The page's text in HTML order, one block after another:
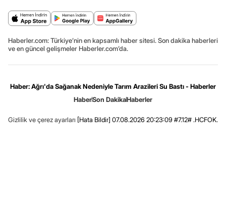
Haberler.com: Türkiye’nin en kapsamlı haber sitesi. Son dakika haberleri
ve en güncel gelişmeler Haberler.com’da.
Haber: Ağrı'da Sağanak Nedeniyle Tarım Arazileri Su Bastı - Haberler
HaberSon DakikaHaberler
Gizlilik ve çerez ayarları [Hata Bildir] 07.08.2026 20:23:09 #7.12# .HCFOK.